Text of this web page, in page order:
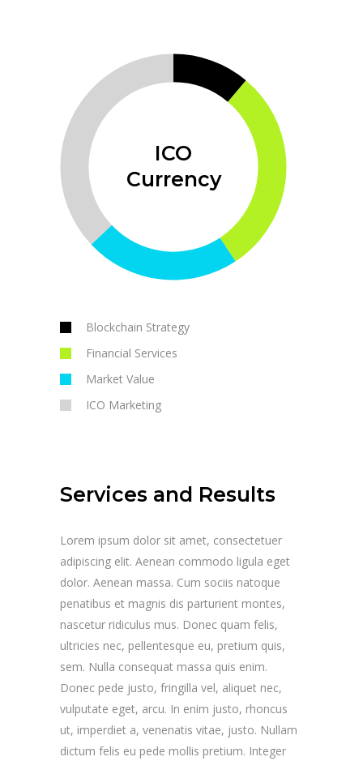
ICO
Currency
Blockchain Strategy
Financial Services
Market Value
ICO Marketing
Services and Results
Lorem ipsum dolor sit amet, consectetuer
adipiscing elit. Aenean commodo ligula eget
dolor. Aenean massa. Cum sociis natoque
penatibus et magnis dis parturient montes,
nascetur ridiculus mus. Donec quam felis,
ultricies nec, pellentesque eu, pretium quis,
sem. Nulla consequat massa quis enim.
Donec pede justo, fringilla vel, aliquet nec,
vulputate eget, arcu. In enim justo, rhoncus
ut, imperdiet a, venenatis vitae, justo. Nullam
dictum felis eu pede mollis pretium. Integer